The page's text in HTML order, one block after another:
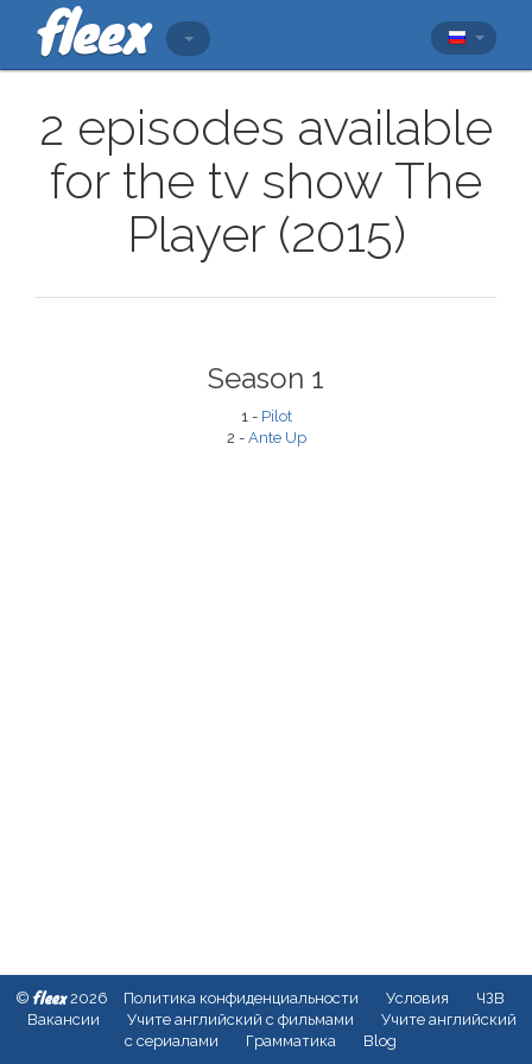
2 episodes available
for the tv show The
Player (2015)
Season 1
1 - Pilot
2 - Ante Up
© fleex2026 Политика конфиденциальности Условия
ЧЗВ
Вакансии
Учите английский с фильмами
Учите английский
с сериалами
Грамматика Blog